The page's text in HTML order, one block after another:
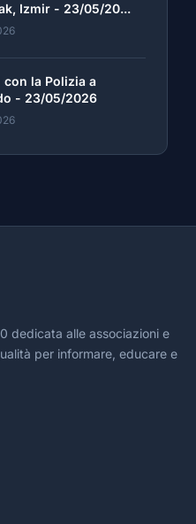
Izmir - 23/05/20...
la Polizia a
- 23/05/2026
dedicata alle associazioni e
per informare, educare e